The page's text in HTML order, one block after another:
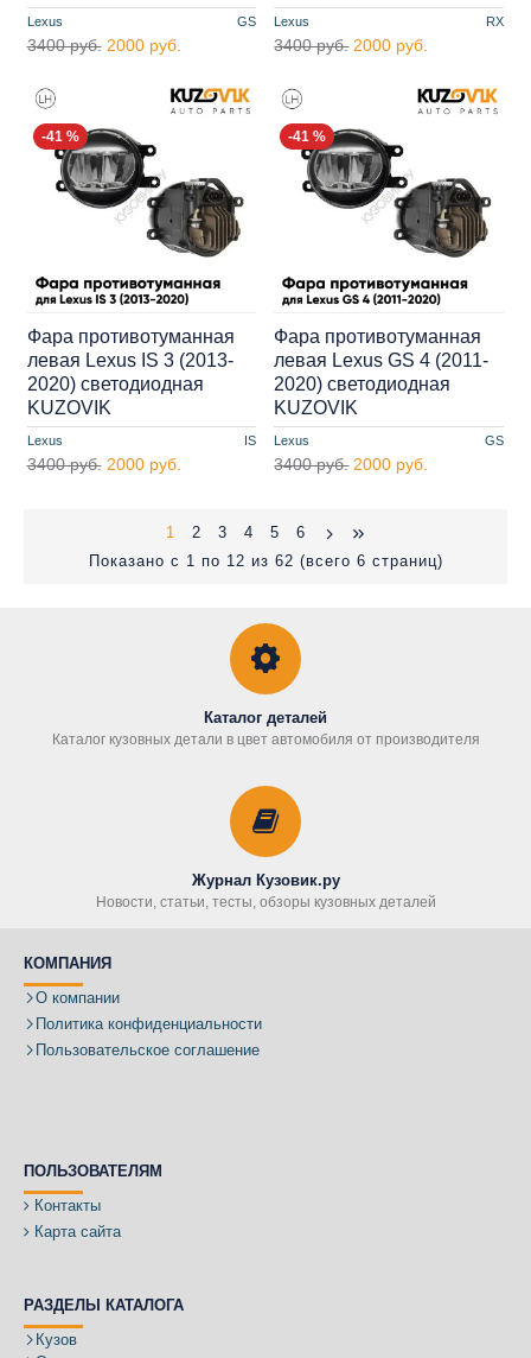
Lexus GS
3400 руб. 2000 руб.
Lexus RX
3400 руб. 2000 руб.
-41 %
Lexus IS
Фара противотуманная
левая Lexus IS 3 (2013-
2020) cветодиодная
KUZOVIK
3400 руб. 2000 руб.
-41 %
Lexus GS
Фара противотуманная
левая Lexus GS 4 (2011-
2020) cветодиодная
KUZOVIK
3400 руб. 2000 руб.
1 2 3 4 5
6
Показано с 1 по 12 из 62 (всего 6 страниц)
Каталог деталей
Каталог кузовных детали в цвет автомобиля от производителя
Журнал Кузовик.ру
Новости, статьи, тесты, обзоры кузовных деталей
КОМПАНИЯ
О компании
Политика конфиденциальности
Пользовательское соглашение
ПОЛЬЗОВАТЕЛЯМ
Контакты
Карта сайта
РАЗДЕЛЫ КАТАЛОГА
Кузов